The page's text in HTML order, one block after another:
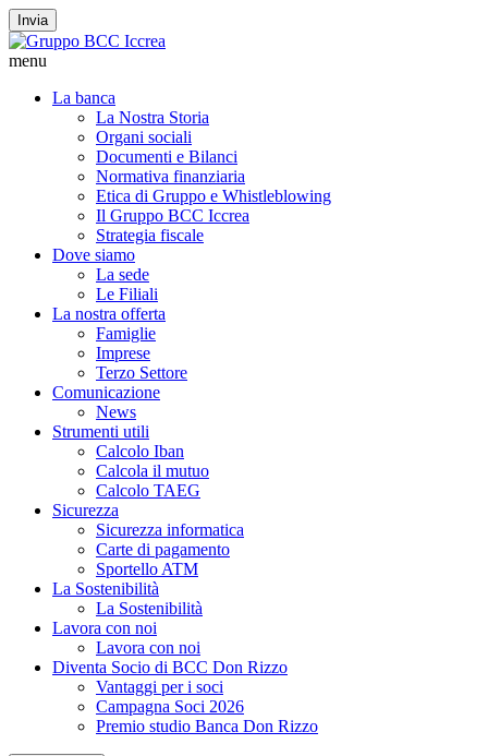
Invia
menu
La banca
La Nostra Storia
Organi sociali
Documenti e Bilanci
Normativa finanziaria
Etica di Gruppo e Whistleblowing
Il Gruppo BCC Iccrea
Strategia fiscale
Dove siamo
La sede
Le Filiali
La nostra offerta
Famiglie
Imprese
Terzo Settore
Comunicazione
News
Strumenti utili
Calcolo Iban
Calcola il mutuo
Calcolo TAEG
Sicurezza
Sicurezza informatica
Carte di pagamento
Sportello ATM
La Sostenibilità
La Sostenibilità
Lavora con noi
Lavora con noi
Diventa Socio di BCC Don Rizzo
Vantaggi per i soci
Campagna Soci 2026
Premio studio Banca Don Rizzo